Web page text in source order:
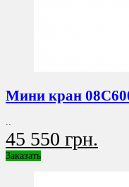
Мини кран
45 550 грн.
Заказать